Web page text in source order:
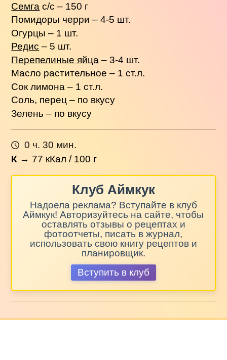
Семга с/с – 150 г
Помидоры черри – 4-5 шт.
Огурцы – 1 шт.
Редис – 5 шт.
Перепелиные яйца – 3-4 шт.
Масло растительное – 1 ст.л.
Сок лимона – 1 ст.л.
Соль, перец – по вкусу
Зелень – по вкусу
0 ч. 30 мин.
К → 77 кКал / 100 г
Клуб Аймкук
Надоела реклама? Вступайте в клуб
Аймкук! Авторизуйтесь на сайте, чтобы
оставлять отзывы о рецептах и
фотоотчеты, писать в журнал,
использовать свою книгу рецептов и
планировщик.
Вступить в клуб